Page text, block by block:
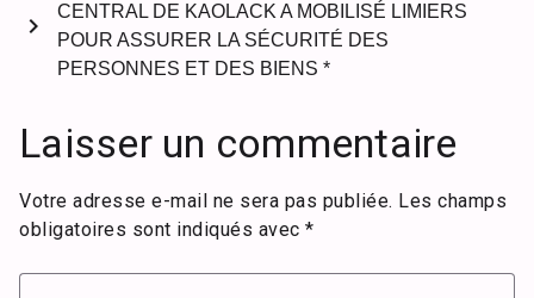
CENTRAL DE KAOLACK A MOBILISÉ LIMIERS
POUR ASSURER LA SÉCURITÉ DES
PERSONNES ET DES BIENS *
chevron_right
Laisser un commentaire
Votre adresse e-mail ne sera pas publiée. Les champs
obligatoires sont indiqués avec *